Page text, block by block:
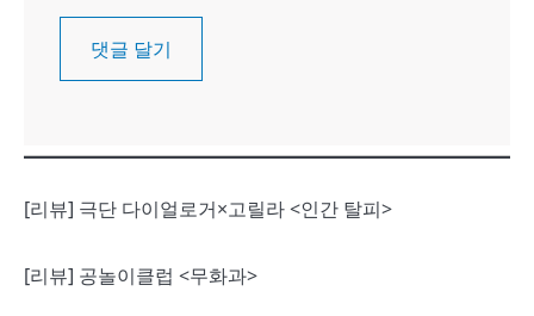
[리뷰] 극단 다이얼로거×고릴라 <인간 탈피>
[리뷰] 공놀이클럽 <무화과>